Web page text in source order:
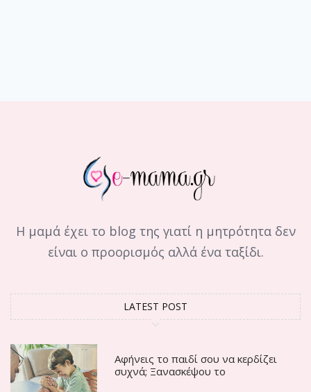
Η μαμά έχει το blog της γιατί η μητρότητα δεν
είναι ο προορισμός αλλά ένα ταξίδι.
LATEST POST
Αφήνεις το παιδί σου να κερδίζει
συχνά; Ξανασκέψου το